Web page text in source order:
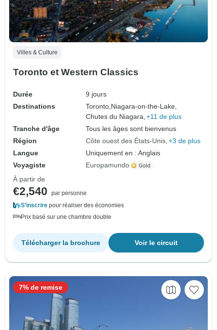
Villes & Culture
Toronto et Western Classics
Durée
9 jours
Destinations
Toronto,Niagara-on-the-Lake,
Chutes du Niagara, +11 de plus
Tranche d'âge
Tous les âges sont bienvenus
Région
Côte ouest des États-Unis +3 de plus
Langue
Uniquement en : Anglais
Voyagiste
Europamundo
À partir de
€2,540
par personne
S'inscrire pour réaliser des économies
Prix basé sur une chambre double
Voir le circuit
Télécharger la brochure
7% de remise